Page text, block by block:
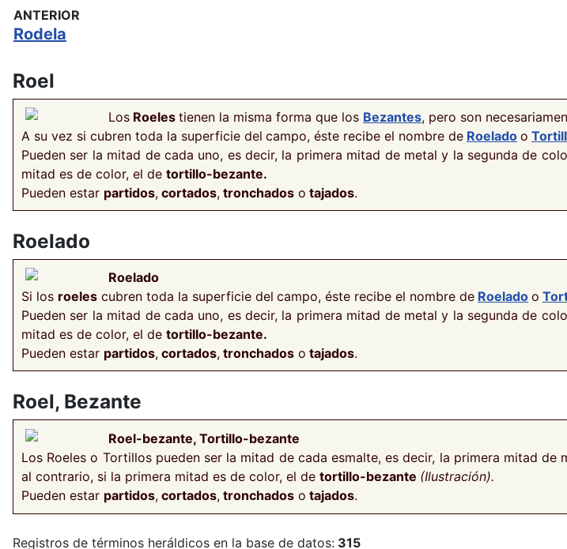
ANTERIOR
Rodela
Roel
Los Roeles tienen la misma forma que los Bezantes, pero son
A su vez si cubren toda la superficie del campo, éste recibe el nombre de Roelado o
Pueden ser la mitad de cada uno, es decir, la primera mitad de metal y la segunda de
mitad es de color, el de tortillo-bezante.
Pueden estar partidos, cortados, tronchados o tajados.
Roelado
Roelado
Si los roeles cubren toda la superficie del campo, éste recibe el nombre de Roelado o
Pueden ser la mitad de cada uno, es decir, la primera mitad de metal y la segunda de
mitad es de color, el de tortillo-bezante.
Pueden estar partidos, cortados, tronchados o tajados.
Roel, Bezante
Roel-bezante, Tortillo-bezante
Los Roeles o Tortillos pueden ser la mitad de cada esmalte, es decir, la primera mitad
al contrario, si la primera mitad es de color, el de tortillo-bezante (Ilustración).
Pueden estar partidos, cortados, tronchados o tajados.
Registros de términos heráldicos en la base de datos: 315